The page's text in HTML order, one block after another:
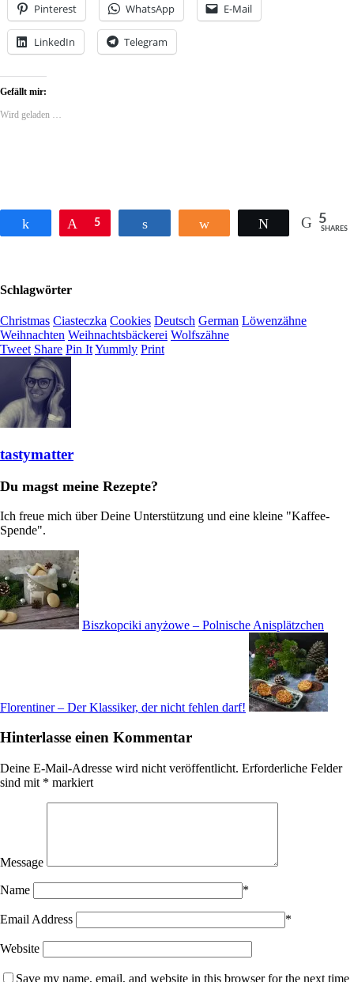
Pinterest WhatsApp E-Mail
LinkedIn Telegram
Gefällt mir:
Wird geladen …
Teilen Pin
5 Twittern5
SHARES
Schlagwörter
Christmas Ciasteczka Cookies Deutsch German Löwenzähne
Weihnachten Weihnachtsbäckerei Wolfszähne
Tweet Share Pin ItYummly Print
tastymatter
Du magst meine Rezepte?
Ich freue mich über Deine Unterstützung und eine kleine "Kaffee-
Spende".
Biszkopciki anyżowe – Polnische Anisplätzchen
Florentiner – Der Klassiker, der nicht fehlen darf!
Hinterlasse einen Kommentar
Deine E-Mail-Adresse wird nicht veröffentlicht. Erforderliche Felder
sind mit * markiert
Message
Name *
Email Address *
Website
Save my name, email, and website in this browser for the next time